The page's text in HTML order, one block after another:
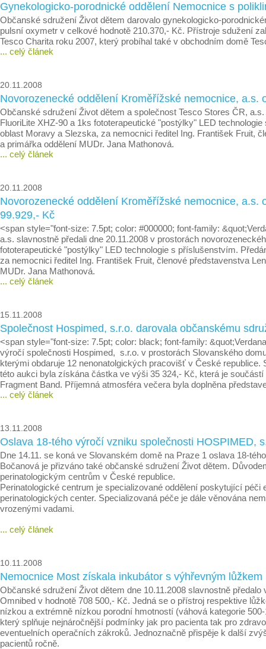
Gynekologicko-porodnické oddělení Nemocnice s
Občanské sdružení Život dětem darovalo gynekologicko-
pulsní oxymetr v celkové hodnotě 210.370,- Kč. Přístroje sdužení
Tesco Charita roku 2007, který probíhal také v obchodním domě
... celý článek
20.11.2008
Novorozenecké oddělení Kroměřížské nemocnice,
Občanské sdružení Život dětem a společnost Tesco Stores ČR,
FluoriLite XHZ-90 a 1ks fototerapeutické "postýlky" LED
oblast Moravy a Slezska, za nemocnici ředitel Ing. František Fruit,
a primářka oddělení MUDr. Jana Mathonová.
... celý článek
20.11.2008
Novorozenecké oddělení Kroměřížské nemocnice,
99.929,- Kč
<span style="font-size: 7.5pt; color: #000000; font-family:
a.s. slavnostně předali dne 20.11.2008 v prostorách
fototerapeutické "postýlky" LED technologie s příslušenstvím.
za nemocnici ředitel Ing. František Fruit, členové představenstva
MUDr. Jana Mathonová.
... celý článek
15.11.2008
Společnost Hospimed, s.r.o. darovala občanskému
<span style="font-size: 7.5pt; color: black; font-family:
výročí společnosti Hospimed, s.r.o. v prostorách Slovanského
kterými obdaruje 12 nenonatolgických pracovišť v České
této aukci byla získána částka ve výši 35 324,- Kč, která je
Fragment Band. Příjemná atmosféra večera byla doplněna
... celý článek
13.11.2008
Oslava 18-tého výročí vzniku společnosti HOSPIMED,
Dne 14.11. se koná ve Slovanském domě na Praze 1 oslava 18-
Bočanová je přizváno také občanské sdružení Život dětem.
perinatologickým centrům v České republice.
Perinatologické centrum je specializované oddělení poskytující
perinatologických center. Specializovaná péče je dále věnována
vrozenými vadami.
... celý článek
10.11.2008
Nemocnice Most získala inkubátor s výhřevným
Občanské sdružení Život dětem dne 10.11.2008 slavnostně
Omnibed v hodnotě 708 500,- Kč. Jedná se o přístroj respektive
nízkou a extrémně nízkou porodní hmotností (váhová kategorie
který splňuje nejnáročnější podmínky jak pro pacienta tak pro
eventuelních operačních zákroků. Jednoznačně přispěje k další
pacientů ročně.